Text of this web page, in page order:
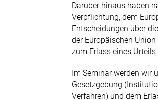
Darüber hinaus haben
Verpflichtung, dem
Entscheidungen über
der Europäischen
zum Erlass eines
Im Seminar werden wir
Gesetzgebung
Verfahren) und dem